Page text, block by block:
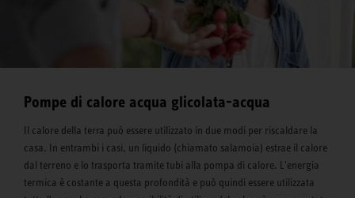
Pompe di calore acqua glicolata-acqua
Il calore della terra può essere utilizzato in due modi per riscaldare la
casa. In entrambi i casi, un liquido (chiamato salamoia) estrae il calore
dal terreno e lo trasporta tramite tubi alla pompa di calore. L'energia
termica è costante a questa profondità e può quindi essere utilizzata